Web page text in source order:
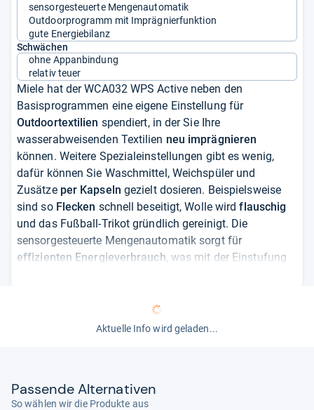
sensorgesteuerte Mengenautomatik
Outdoorprogramm mit Imprägnierfunktion
gute Energiebilanz
Schwächen
ohne Appanbindung
relativ teuer
Miele hat der WCA032 WPS Active neben den
Basisprogrammen eine eigene Einstellung für
Outdoortextilien spendiert, in der Sie Ihre
wasserabweisenden Textilien neu imprägnieren
können. Weitere Spezialeinstellungen gibt es wenig,
dafür können Sie Waschmittel, Weichspüler und
Zusätze per Kapseln gezielt dosieren. Beispielsweise
sind so Flecken schnell beseitigt, Wolle wirdflauschig
und das Fußball-Trikot gründlich gereinigt. Die
sensorgesteuerte Mengenautomatik sorgt für
effizienten Energieverbrauch, was mit der Einstufung
möglich. Laut Hersteller wurde der Motor bis zu 10.000
Stunden getestet und soll einebeachtliche
Aktuelle Info wird geladen...
Pas­sende Alter­na­ti­ven
So wählen wir die Produkte aus